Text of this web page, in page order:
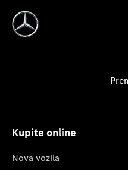
Kupite online
Nova vozila